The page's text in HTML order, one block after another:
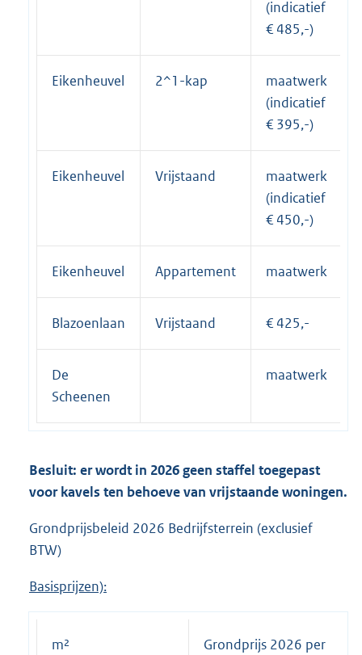
(indicatief
€ 485,-)
Eikenheuvel 2^1-kap
maatwerk
(indicatief
€ 395,-)
Eikenheuvel Vrijstaand
maatwerk
(indicatief
€ 450,-)
Eikenheuvel Appartement maatwerk
Blazoenlaan Vrijstaand € 425,-
De
Scheenen
maatwerk
Besluit: er wordt in 2026 geen staffel toegepast
voor kavels ten behoeve van vrijstaande woningen.
Grondprijsbeleid 2026 Bedrijfsterrein (exclusief
BTW)
Basisprijzen):
m² Grondprijs 2026 per